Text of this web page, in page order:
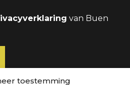
toestemming
van Buen